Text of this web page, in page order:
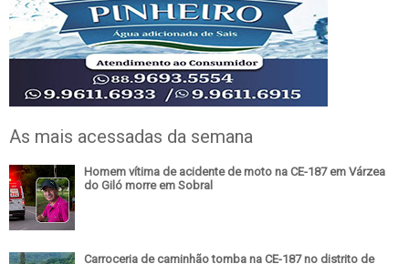
As mais acessadas da semana
Homem vítima de acidente de moto na CE-187 em Várzea
do Giló morre em Sobral
Carroceria de caminhão tomba na CE-187 no distrito de